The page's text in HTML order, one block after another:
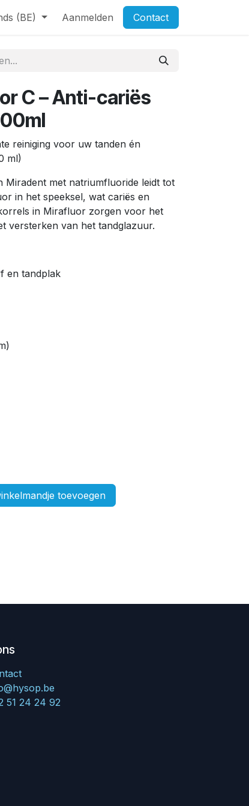
(BE) Aanmelden Contact
C – Anti-cariës
reiniging voor uw tanden én
ml)
met natriumfluoride leidt tot
in het speeksel, wat cariës en
in Mirafluor zorgen voor het
versterken van het tandglazuur.
en tandplak
toevoegen
51 24 24 92